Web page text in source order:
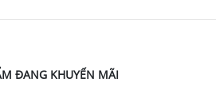
ĐANG KHUYẾN MÃI